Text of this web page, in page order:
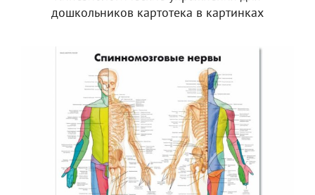
дошкольников картотека в картинках